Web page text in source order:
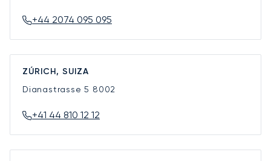
+44 2074 095 095
ZÚRICH, SUIZA
Dianastrasse 5 8002
+41 44 810 12 12